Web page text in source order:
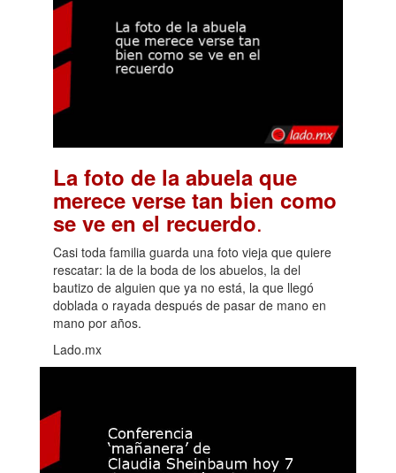
La foto de la abuela que
merece verse tan bien como
se ve en el recuerdo.
Casi toda familia guarda una foto vieja que quiere
rescatar: la de la boda de los abuelos, la del
bautizo de alguien que ya no está, la que llegó
doblada o rayada después de pasar de mano en
mano por años.
Lado.mx